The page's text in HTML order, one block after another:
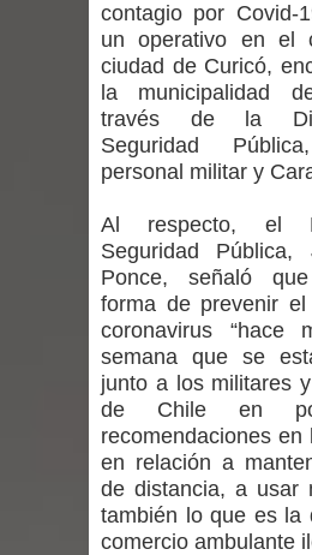
con comunidades
Alta positividad en
expertos reiteren
vacunarse
Mario Meza
ministra de Salud
Linares: “No dará la
Seremi de
mantiene
niños y
emergencia.
contagio por Covid-
un operativo en el
ciudad de Curicó,
la municipalidad
través de la
Seguridad
personal militar y
Al respecto, el
Seguridad Pública,
Ponce, señaló
forma de prevenir el
coronavirus “hace
semana que se
junto a los militares
de Chile en
recomendaciones en
en relación a
de distancia, a usar
también lo que es la
comercio ambulante